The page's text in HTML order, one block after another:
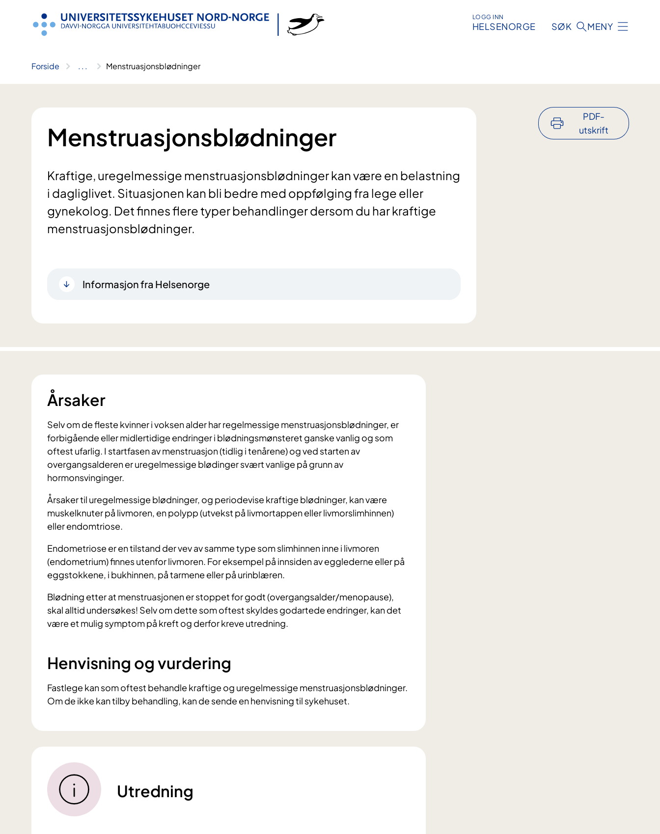
LOGG INN
HELSENORGE SØK MENY
Forside .. . Menstruasjonsblødninger
Menstruasjonsblødninger
Kraftige, uregelmessige menstruasjonsblødninger kan være en belastning
i dagliglivet. Situasjonen kan bli bedre med oppfølging fra lege eller
gynekolog. Det finnes flere typer behandlinger dersom du har kraftige
menstruasjonsblødninger.
Informasjon fra Helsenorge
PDF-
utskrift
Årsaker
Selv om de fleste kvinner i voksen alder har regelmessige menstruasjonsblødninger, er
forbigående eller midlertidige endringer i blødningsmønsteret ganske vanlig og som
oftest ufarlig. I startfasen av menstruasjon (tidlig i tenårene) og ved starten av
overgangsalderen er uregelmessige blødinger svært vanlige på grunn av
hormonsvinginger.
Årsaker til uregelmessige blødninger, og periodevise kraftige blødninger, kan være
muskelknuter på livmoren, en polypp (utvekst på livmortappen eller livmorslimhinnen)
eller endomtriose.
Endometriose er en tilstand der vev av samme type som slimhinnen inne i livmoren
(endometrium) finnes utenfor livmoren. For eksempel på innsiden av egglederne eller på
eggstokkene, i bukhinnen, på tarmene eller på urinblæren.
Blødning etter at menstruasjonen er stoppet for godt (overgangsalder/menopause),
skal alltid undersøkes! Selv om dette som oftest skyldes godartede endringer, kan det
være et mulig symptom på kreft og derfor kreve utredning.
Henvisning og vurdering
Fastlege kan som oftest behandle kraftige og uregelmessige menstruasjonsblødninger.
Om de ikke kan tilby behandling, kan de sende en henvisning til sykehuset.
Utredning